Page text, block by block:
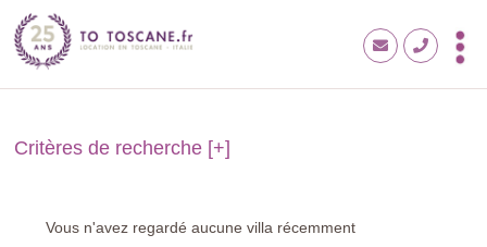
Critères de recherche [+]
Vous n'avez regardé aucune villa récemment